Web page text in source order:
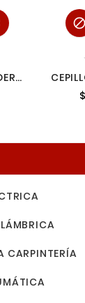

CARPINTERÍA